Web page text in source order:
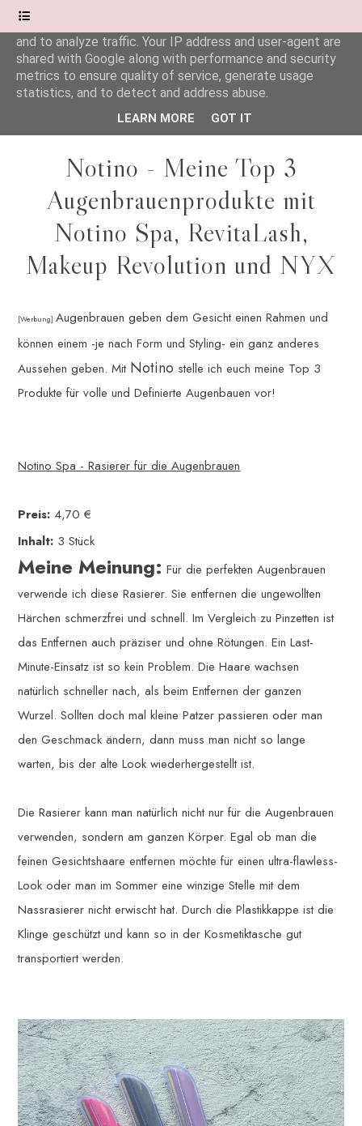
Wonderful.Moments
Notino - Meine Top 3
Augenbrauenprodukte mit
Notino Spa, RevitaLash,
Makeup Revolution und NYX
[Werbung]Augenbrauen geben dem Gesicht einen Rahmen und
können einem -je nach Form und Styling- ein ganz anderes
Aussehen geben. Mit Notino stelle ich euch meine Top 3
Produkte für volle und Definierte Augenbauen vor!
Notino Spa - Rasierer für die Augenbrauen
Preis: 4,70 €
Inhalt: 3 Stück
Meine Meinung: Für die perfekten Augenbrauen
verwende ich diese Rasierer. Sie entfernen die ungewollten
Härchen schmerzfrei und schnell. Im Vergleich zu Pinzetten ist
das Entfernen auch präziser und ohne Rötungen. Ein Last-
Minute-Einsatz ist so kein Problem. Die Haare wachsen
natürlich schneller nach, als beim Entfernen der ganzen
Wurzel. Sollten doch mal kleine Patzer passieren oder man
den Geschmack ändern, dann muss man nicht so lange
warten, bis der alte Look wiederhergestellt ist.
Die Rasierer kann man natürlich nicht nur für die Augenbrauen
verwenden, sondern am ganzen Körper. Egal ob man die
feinen Gesichtshaare entfernen möchte für einen ultra-flawless-
Look oder man im Sommer eine winzige Stelle mit dem
Nassrasierer nicht erwischt hat. Durch die Plastikkappe ist die
Klinge geschützt und kann so in der Kosmetiktasche gut
transportiert werden.
This site uses cookies from Google to deliver its services
and to analyze traffic. Your IP address and user-agent are
shared with Google along with performance and security
metrics to ensure quality of service, generate usage
statistics, and to detect and address abuse.
LEARN MORE GOT IT